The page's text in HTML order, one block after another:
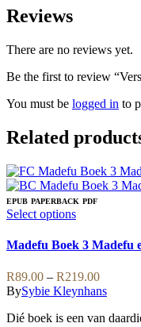
Reviews
There are no reviews yet.
Be the first to review
You must be logged in to
Related
EPUB PAPERBACK PDF
Select optionsThis
has
variants.
The
options
may
Madefu Boek 3 Madefu
R89.00 – R219.00Price
range:
through
BySybie Kleynhans
Dié boek is een van